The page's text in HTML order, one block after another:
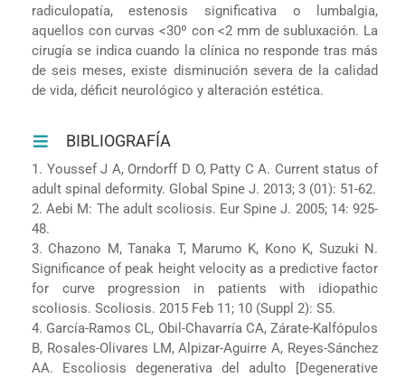
radiculopatía, estenosis significativa o lumbalgia,
aquellos con curvas <30º con <2 mm de subluxación. La
cirugía se indica cuando la clínica no responde tras más
de seis meses, existe disminución severa de la calidad
de vida, déficit neurológico y alteración estética.
BIBLIOGRAFÍA
1. Youssef J A, Orndorff D O, Patty C A. Current status of
adult spinal deformity. Global Spine J. 2013; 3 (01): 51-62.
2. Aebi M: The adult scoliosis. Eur Spine J. 2005; 14: 925-
48.
3. Chazono M, Tanaka T, Marumo K, Kono K, Suzuki N.
Significance of peak height velocity as a predictive factor
for curve progression in patients with idiopathic
scoliosis. Scoliosis. 2015 Feb 11; 10 (Suppl 2): S5.
4. García-Ramos CL, Obil-Chavarría CA, Zárate-Kalfópulos
B, Rosales-Olivares LM, Alpizar-Aguirre A, Reyes-Sánchez
AA. Escoliosis degenerativa del adulto [Degenerative